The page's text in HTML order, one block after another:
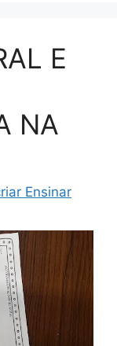
E
NA
Ensinar